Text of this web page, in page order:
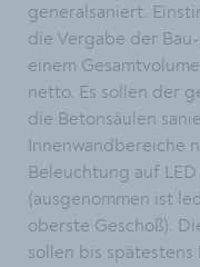
generalsaniert.
die Vergabe der
einem
netto. Es sollen der
die Betonsäulen
Innenwandbereiche
Beleuchtung auf
(ausgenommen ist
oberste Geschoß).
sollen bis spätestens